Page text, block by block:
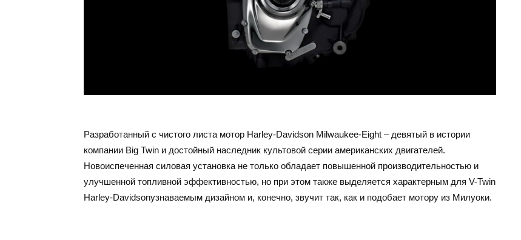
Разработанный с чистого листа мотор Harley-Davidson Milwaukee-Eight – девятый в истории
компании Big Twin и достойный наследник культовой серии американских двигателей.
Новоиспеченная силовая установка не только обладает повышенной производительностью и
улучшенной топливной эффективностью, но при этом также выделяется характерным для V-Twin
Harley-Davidsonузнаваемым дизайном и, конечно, звучит так, как и подобает мотору из Милуоки.